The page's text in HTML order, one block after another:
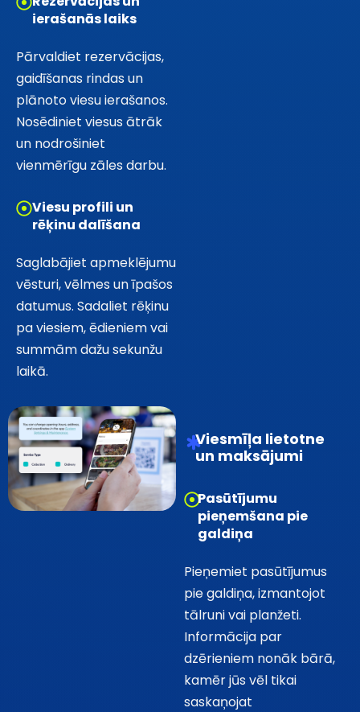
ierašanās laiks
Pārvaldiet rezervācijas,
gaidīšanas rindas un
plānoto viesu ierašanos.
Nosēdiniet viesus ātrāk
un nodrošiniet
vienmērīgu zāles darbu.
Viesu profili un
rēķinu dalīšana
Saglabājiet apmeklējumu
vēsturi, vēlmes un īpašos
datumus. Sadaliet rēķinu
pa viesiem, ēdieniem vai
summām dažu sekunžu
laikā.
Viesmīļa lietotne
un maksājumi
Pasūtījumu
pieņemšana pie
galdiņa
Pieņemiet pasūtījumus
pie galdiņa, izmantojot
tālruni vai planžeti.
Informācija par
dzērieniem nonāk bārā,
kamēr jūs vēl tikai
saskaņojat